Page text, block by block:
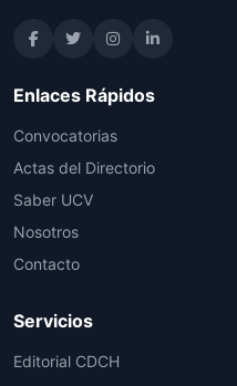
Enlaces Rápidos
Convocatorias
Actas del Directorio
Saber UCV
Nosotros
Contacto
Servicios
Editorial CDCH